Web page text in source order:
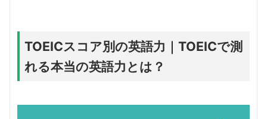
TOEICスコア別の英語力｜TOEICで測
れる本当の英語力とは？